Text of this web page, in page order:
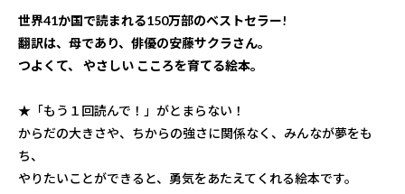
世界41か国で読まれる150万部のベストセラー!
翻訳は、母であり、俳優の安藤サクラさん。
つよくて、 やさしい こころを育てる絵本。
★「もう１回読んで！」がとまらない！
からだの大きさや、ちからの強さに関係なく、みんなが夢をも
ち、
やりたいことができると、勇気をあたえてくれる絵本です。